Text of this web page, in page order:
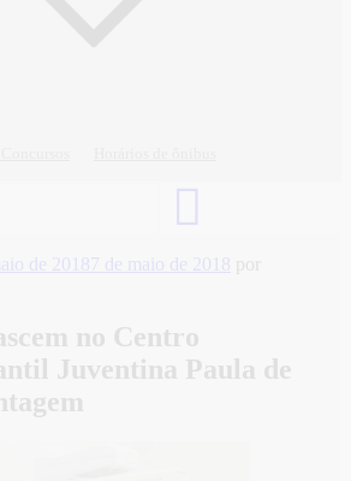
de 20187 de maio de 2018 por
no Centro
Juventina Paula de